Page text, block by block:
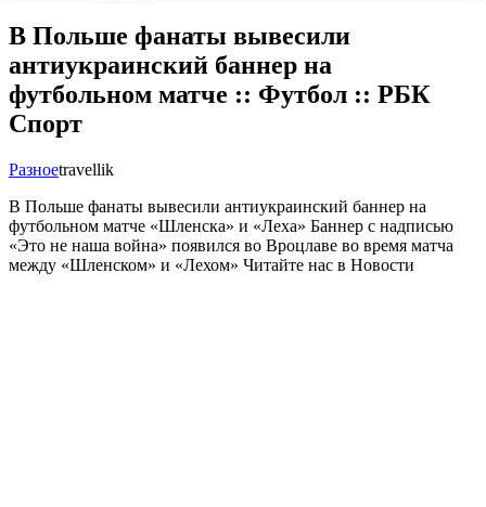
В Польше фанаты вывесили
антиукраинский баннер на
футбольном матче :: Футбол :: РБК
Спорт
Разноеtravellik
В Польше фанаты вывесили антиукраинский баннер на
футбольном матче «Шленска» и «Леха» Баннер с надписью
«Это не наша война» появился во Вроцлаве во время матча
между «Шленском» и «Лехом» Читайте нас в Новости